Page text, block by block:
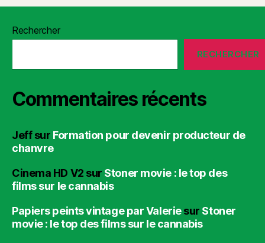
Rechercher
RECHERCHER
Commentaires récents
Jeffsur Formation pour devenir producteur de
chanvre
Cinema HD V2 sur Stoner movie : le top des
films sur le cannabis
Papiers peints vintage par Valeriesur Stoner
movie : le top des films sur le cannabis